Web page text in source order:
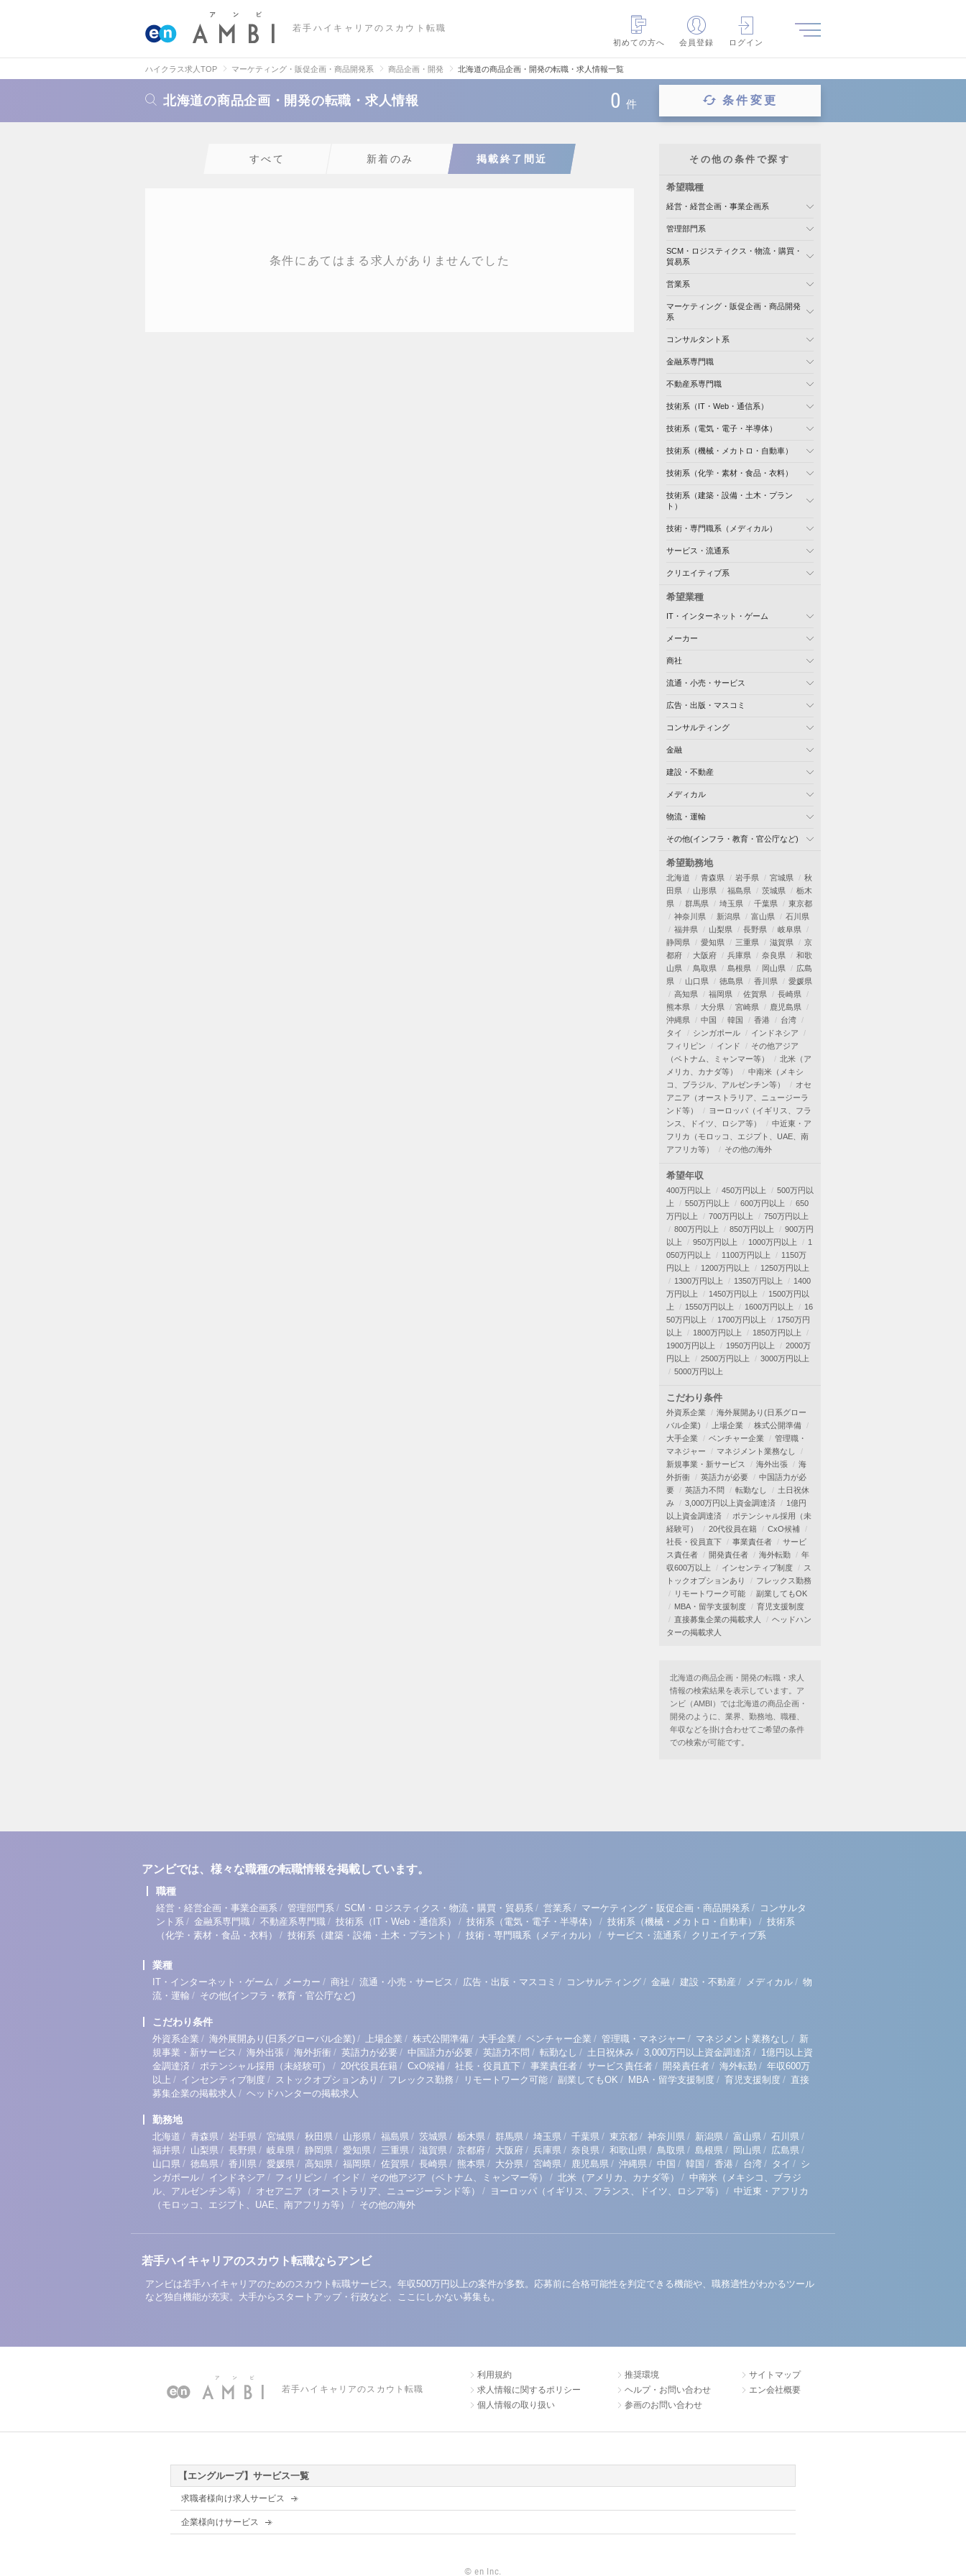
若手ハイキャリアのスカウト転職
初めての方へ
会員登録 ログイン
ハイクラス求人TOP マーケティング・販促企画・商品開発系 商品企画・開発 北海道の商品企画・開発の転職・求人情報一覧
北海道の商品企画・開発の転職・求人情報 0 件 条件変更
すべて 新着のみ 掲載終了間近
条件にあてはまる求人がありませんでした
その他の条件で探す
希望職種
経営・経営企画・事業企画系
管理部門系
SCM・ロジスティクス・物流・購買・
貿易系
営業系
マーケティング・販促企画・商品開発
系
コンサルタント系
金融系専門職
不動産系専門職
技術系（IT・Web・通信系）
技術系（電気・電子・半導体）
技術系（機械・メカトロ・自動車）
技術系（化学・素材・食品・衣料）
技術系（建築・設備・土木・プラン
ト）
技術・専門職系（メディカル）
サービス・流通系
クリエイティブ系
希望業種
IT・インターネット・ゲーム
メーカー
商社
流通・小売・サービス
広告・出版・マスコミ
コンサルティング
金融
建設・不動産
メディカル
物流・運輸
その他(インフラ・教育・官公庁など)
希望勤務地
北海道 青森県 岩手県 宮城県
秋
田県
山形県 福島県 茨城県
栃木
県
群馬県 埼玉県 千葉県
東京都
神奈川県
新潟県 富山県
石川県
福井県
山梨県 長野県
岐阜県
静岡県
愛知県 三重県 滋賀県
京
都府
大阪府 兵庫県 奈良県
和歌
山県
鳥取県 島根県 岡山県
広島
県
山口県 徳島県 香川県
愛媛県
高知県
福岡県 佐賀県
長崎県
熊本県
大分県 宮崎県
鹿児島県
沖縄県
中国 韓国 香港
台湾
タイ
シンガポール
インドネシア
フィリピン
インド
その他アジア
（ベトナム、ミャンマー等）
北米（ア
メリカ、カナダ等）
中南米（メキシ
コ、ブラジル、アルゼンチン等）
オセ
アニア（オーストラリア、ニュージーラ
ンド等）
ヨーロッパ（イギリス、フラ
ンス、ドイツ、ロシア等）
中近東・ア
フリカ（モロッコ、エジプト、UAE、南
アフリカ等）
その他の海外
希望年収
400万円以上 450万円以上
500万円以
上
550万円以上 600万円以上
650
万円以上
700万円以上
750万円以上
800万円以上
850万円以上
900万円
以上
950万円以上 1000万円以上
1
050万円以上
1100万円以上
1150万
円以上
1200万円以上
1250万円以上
1300万円以上
1350万円以上
1400
万円以上
1450万円以上
1500万円以
上
1550万円以上 1600万円以上
16
50万円以上
1700万円以上
1750万円
以上
1800万円以上
1850万円以上
1900万円以上
1950万円以上
2000万
円以上
2500万円以上
3000万円以上
5000万円以上
こだわり条件
外資系企業
海外展開あり(日系グロー
バル企業)
上場企業
株式公開準備
大手企業
ベンチャー企業
管理職・
マネジャー
マネジメント業務なし
新規事業・新サービス
海外出張
海
外折衝
英語力が必要
中国語力が必
要
英語力不問 転勤なし
土日祝休
み
3,000万円以上資金調達済
1億円
以上資金調達済
ポテンシャル採用（未
経験可）
20代役員在籍
CxO候補
社長・役員直下
事業責任者
サービ
ス責任者
開発責任者 海外転勤
年
収600万以上
インセンティブ制度
ス
トックオプションあり
フレックス勤務
リモートワーク可能
副業してもOK
MBA・留学支援制度
育児支援制度
直接募集企業の掲載求人
ヘッドハン
ターの掲載求人
北海道の商品企画・開発の転職・求人
情報の検索結果を表示しています。ア
ンビ（AMBI）では北海道の商品企画・
開発のように、業界、勤務地、職種、
年収などを掛け合わせてご希望の条件
での検索が可能です。
アンビでは、様々な職種の転職情報を掲載しています。
職種
経営・経営企画・事業企画系 / 管理部門系 / SCM・ロジスティクス・物流・購買・貿易系 / 営業系 / マーケティング・販促企画・商品開発系 / コンサルタ
ント系 / 金融系専門職 / 不動産系専門職 / 技術系（IT・Web・通信系） / 技術系（電気・電子・半導体） / 技術系（機械・メカトロ・自動車） / 技術系
（化学・素材・食品・衣料）
/ 技術系（建築・設備・土木・プラント） / 技術・専門職系（メディカル） / サービス・流通系 / クリエイティブ系
業種
IT・インターネット・ゲーム / メーカー / 商社 / 流通・小売・サービス / 広告・出版・マスコミ / コンサルティング / 金融 / 建設・不動産 / メディカル / 物
流・運輸 / その他(インフラ・教育・官公庁など)
こだわり条件
外資系企業 / 海外展開あり(日系グローバル企業) / 上場企業 / 株式公開準備 / 大手企業 / ベンチャー企業 / 管理職・マネジャー / マネジメント業務なし / 新
規事業・新サービス / 海外出張 / 海外折衝 / 英語力が必要 / 中国語力が必要 / 英語力不問 / 転勤なし / 土日祝休み / 3,000万円以上資金調達済 / 1億円以上資
金調達済 / ポテンシャル採用（未経験可） / 20代役員在籍 / CxO候補 / 社長・役員直下 / 事業責任者 / サービス責任者 / 開発責任者 / 海外転勤 / 年収600万
以上 / インセンティブ制度 / ストックオプションあり / フレックス勤務 / リモートワーク可能 / 副業してもOK / MBA・留学支援制度 / 育児支援制度 / 直接
募集企業の掲載求人 / ヘッドハンターの掲載求人
勤務地
北海道 / 青森県 / 岩手県 / 宮城県 / 秋田県 / 山形県 / 福島県 / 茨城県 / 栃木県 / 群馬県 / 埼玉県 / 千葉県 / 東京都 / 神奈川県 / 新潟県 / 富山県 / 石川県 /
福井県 / 山梨県 / 長野県 / 岐阜県 / 静岡県 / 愛知県 / 三重県 / 滋賀県 / 京都府 / 大阪府 / 兵庫県 / 奈良県 / 和歌山県 / 鳥取県 / 島根県 / 岡山県 / 広島県 /
山口県 / 徳島県 / 香川県 / 愛媛県 / 高知県 / 福岡県 / 佐賀県 / 長崎県 / 熊本県 / 大分県 / 宮崎県 / 鹿児島県 / 沖縄県 / 中国 / 韓国 / 香港 / 台湾 / タイ / シ
ンガポール / インドネシア / フィリピン / インド / その他アジア（ベトナム、ミャンマー等） / 北米（アメリカ、カナダ等） / 中南米（メキシコ、ブラジ
ル、アルゼンチン等）
/ オセアニア（オーストラリア、ニュージーランド等） / ヨーロッパ（イギリス、フランス、ドイツ、ロシア等） / 中近東・アフリカ
（モロッコ、エジプト、UAE、南アフリカ等）
/ その他の海外
若手ハイキャリアのスカウト転職ならアンビ
アンビは若手ハイキャリアのためのスカウト転職サービス。年収500万円以上の案件が多数。応募前に合格可能性を判定できる機能や、職務適性がわかるツール
など独自機能が充実。大手からスタートアップ・行政など、ここにしかない募集も。
若手ハイキャリアのスカウト転職
利用規約
求人情報に関するポリシー
個人情報の取り扱い
推奨環境
ヘルプ・お問い合わせ
参画のお問い合わせ
サイトマップ
エン会社概要
【エングループ】サービス一覧
求職者様向け求人サービス
企業様向けサービス
© en Inc.